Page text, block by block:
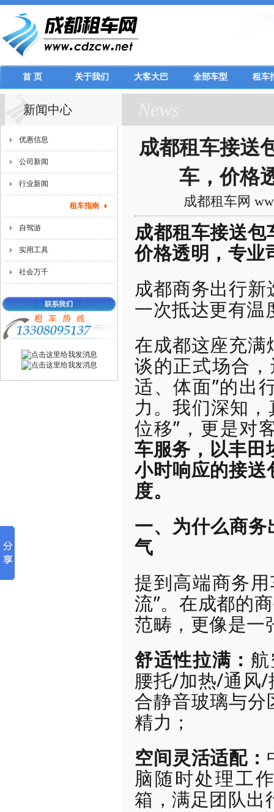
首 页 关于我们 大客大巴 全部车型 租车
新闻中心
优惠信息
公司新闻
行业新闻
租车指南
自驾游
实用工具
社会万千
成都租车接送
车，价格
成都租车网
成都租车接送
价格透明，专业
成都商务出行
一次抵达更有温
在成都这座充
谈的正式场合
适、体面”的出
力。我们深知
位移”，更是
车服务，以丰田
小时响应的接
度。
一、为什么商
气
提到高端商务
流”。在成都的
范畴，更像是一
舒适性拉满：
腰托/加热/通风/
合静音玻璃与
精力；
空间灵活适配：
脑随时处理工
箱，满足团队出